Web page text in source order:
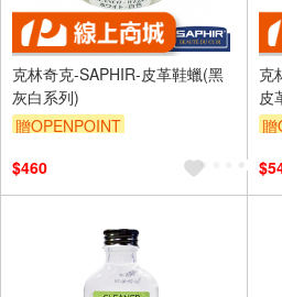
克林奇克-SAPHIR-皮革鞋蠟(黑
灰白系列)
贈OPENPOINT
$460
克
皮